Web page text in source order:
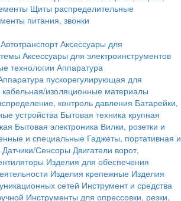
Щиты распределительные
питания, звонки
Автотранспорт Аксессуары для
Аксессуары для электроинструментов
технологии Аппаратура
пускорегулирующая для
изоляционные материалы
контроль давления Батарейки,
устройства Бытовая техника крупная
Бытовая электроника Вилки, розетки и
и специальные Гаджеты, портативная и
Датчики/Сенсоры Двигатели ворот,
Изделия для обеспечения
Изделия крепежные Изделия
сетей Инструмент и средства
Инструменты для опрессовки, резки,